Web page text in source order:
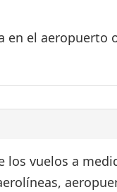
en el aeropuerto
vuelos a